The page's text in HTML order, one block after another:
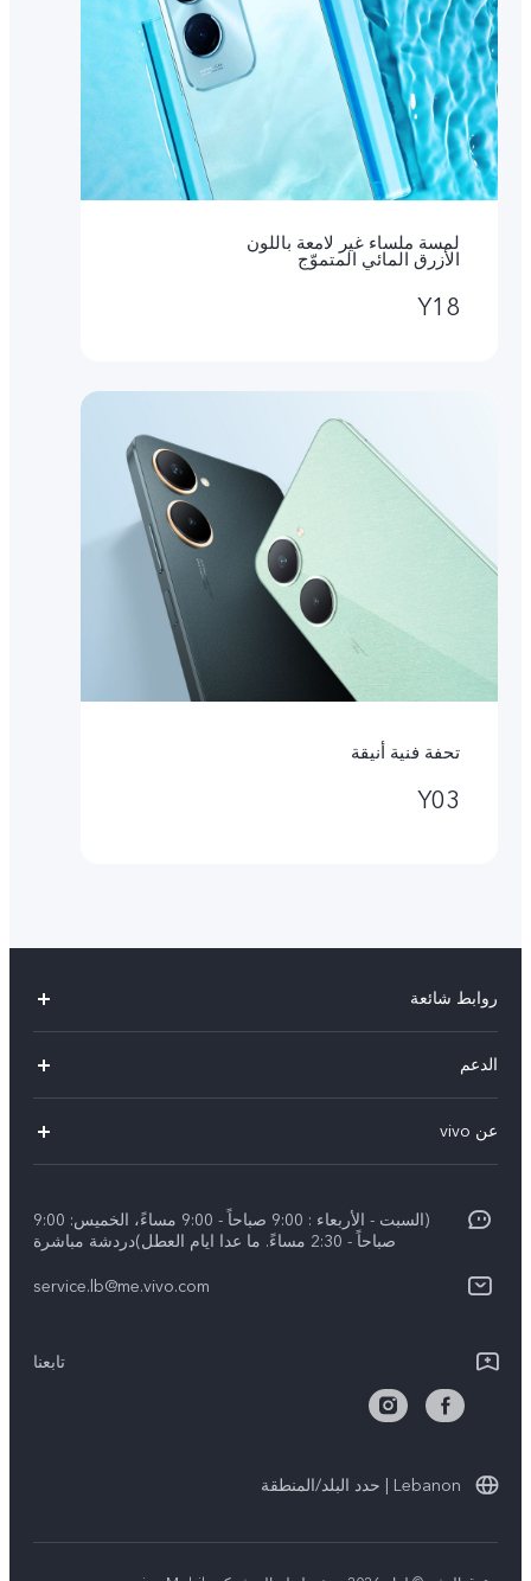
لمسة ملساء غير لامعة باللون
الأزرق المائي المتموّج
Y18
تحفة فنية أنيقة
Y03
روابط شائعة
V29 Lite
Y27s
كل الموديلات
الدعم
مركز خدمات
Funtouch OS
تعلیمات الضمان
بيان الخصوصية بشأن خدمة العملاء
عن vivo
الأخبار
الإشعارات القانونية
مركز الخصوصية لدى vivo
الاستدامة
(السبت - الأربعاء : 9:00 صباحاً - 9:00 مساءً، الخميس: 9:00
صباحاً - 2:30 مساءً. ما عدا ايام العطل)دردشة مباشرة
service.lb@me.vivo.com
تابعنا
Lebanon | حدد البلد/المنطقة